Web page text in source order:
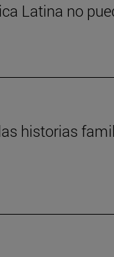
Latina no
historias